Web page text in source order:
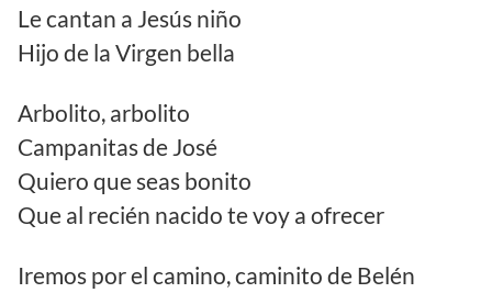
Le cantan a Jesús niño
Hijo de la Virgen bella
Arbolito, arbolito
Campanitas de José
Quiero que seas bonito
Que al recién nacido te voy a ofrecer
Iremos por el camino, caminito de Belén